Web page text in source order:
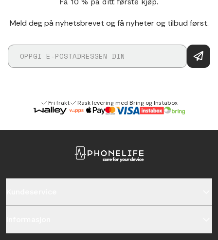
Meld deg på nyhetsbrevet og få nyheter og tilbud først.
Fri frakt Rask levering med Bring og Instabox